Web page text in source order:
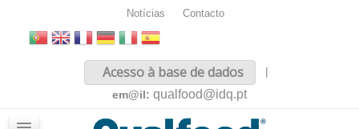
Notícias Contacto
Acesso à base de dados
|
em@il: qualfood@idq.pt